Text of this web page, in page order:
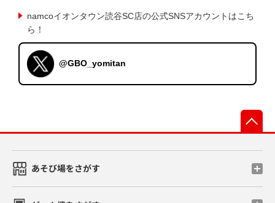
namcoイオンタウン読谷SC店の公式SNSアカウントはこち
ら！
@GBO_yomitan
あそび場をさがす